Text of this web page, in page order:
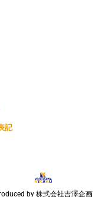
記
by 株式会社吉澤企画